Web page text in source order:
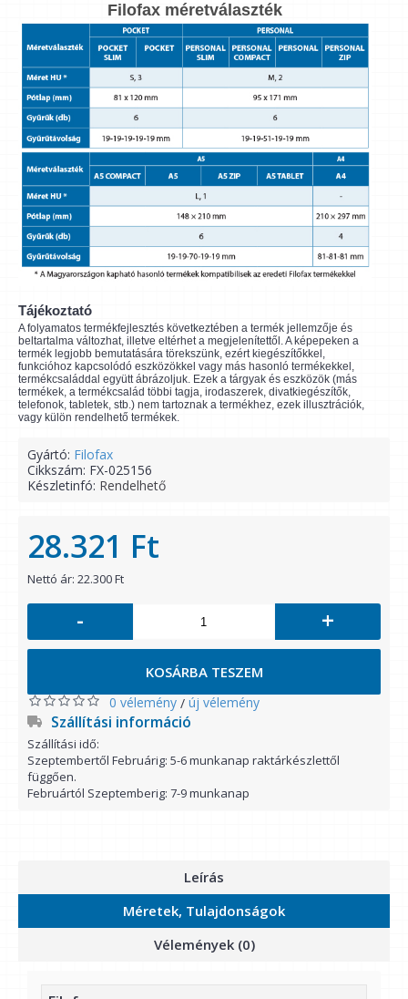
Filofax méretválaszték
Tájékoztató
A folyamatos termékfejlesztés következtében a termék jellemzője és
beltartalma változhat, illetve eltérhet a megjelenítettől. A képepeken a
termék legjobb bemutatására törekszünk, ezért kiegészítőkkel,
funkcióhoz kapcsolódó eszközökkel vagy más hasonló termékekkel,
termékcsaláddal együtt ábrázoljuk. Ezek a tárgyak és eszközök (más
termékek, a termékcsalád többi tagja, irodaszerek, divatkiegészítők,
telefonok, tabletek, stb.) nem tartoznak a termékhez, ezek illusztrációk,
vagy külön rendelhető termékek.
Gyártó: Filofax
Cikkszám: FX-025156
Készletinfó: Rendelhető
28.321 Ft
Nettó ár: 22.300 Ft
- +
KOSÁRBA TESZEM
0 vélemény / új vélemény
Szállítási információ
Szállítási idő:
Szeptembertől Februárig: 5-6 munkanap raktárkészlettől
függően.
Februártól Szeptemberig: 7-9 munkanap
Leírás
Méretek, Tulajdonságok
Vélemények (0)